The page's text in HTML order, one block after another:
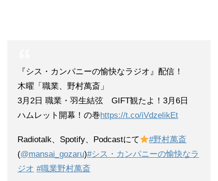
『シス・カンパニーの愉快なラジオ』配信！
木曜「職業、野村萬斎」
3月2日 職業・羽生結弦 GIFT観たよ！3月6日
ハムレット開幕！の巻https://t.co/iVdzelikEt
Radiotalk、Spotify、Podcastにて
#野村萬斎
(@mansai_gozaru)#シス・カンパニーの愉快なラ
ジオ #職業野村萬斎